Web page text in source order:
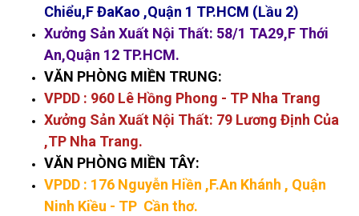
Chiểu,F ĐaKao ,Quận 1 TP.HCM (Lầu 2)
Xưởng Sản Xuất Nội Thất: 58/1 TA29,F Thới
An,Quận 12 TP.HCM.
VĂN PHÒNG MIỀN TRUNG:
VPDD : 960 Lê Hồng Phong - TP Nha Trang
Xưởng Sản Xuất Nội Thất: 79 Lương Định Của
,TP Nha Trang.
VĂN PHÒNG MIỀN TÂY:
VPDD : 176 Nguyễn Hiền ,F.An Khánh , Quận
Ninh Kiều - TP Cần thơ.